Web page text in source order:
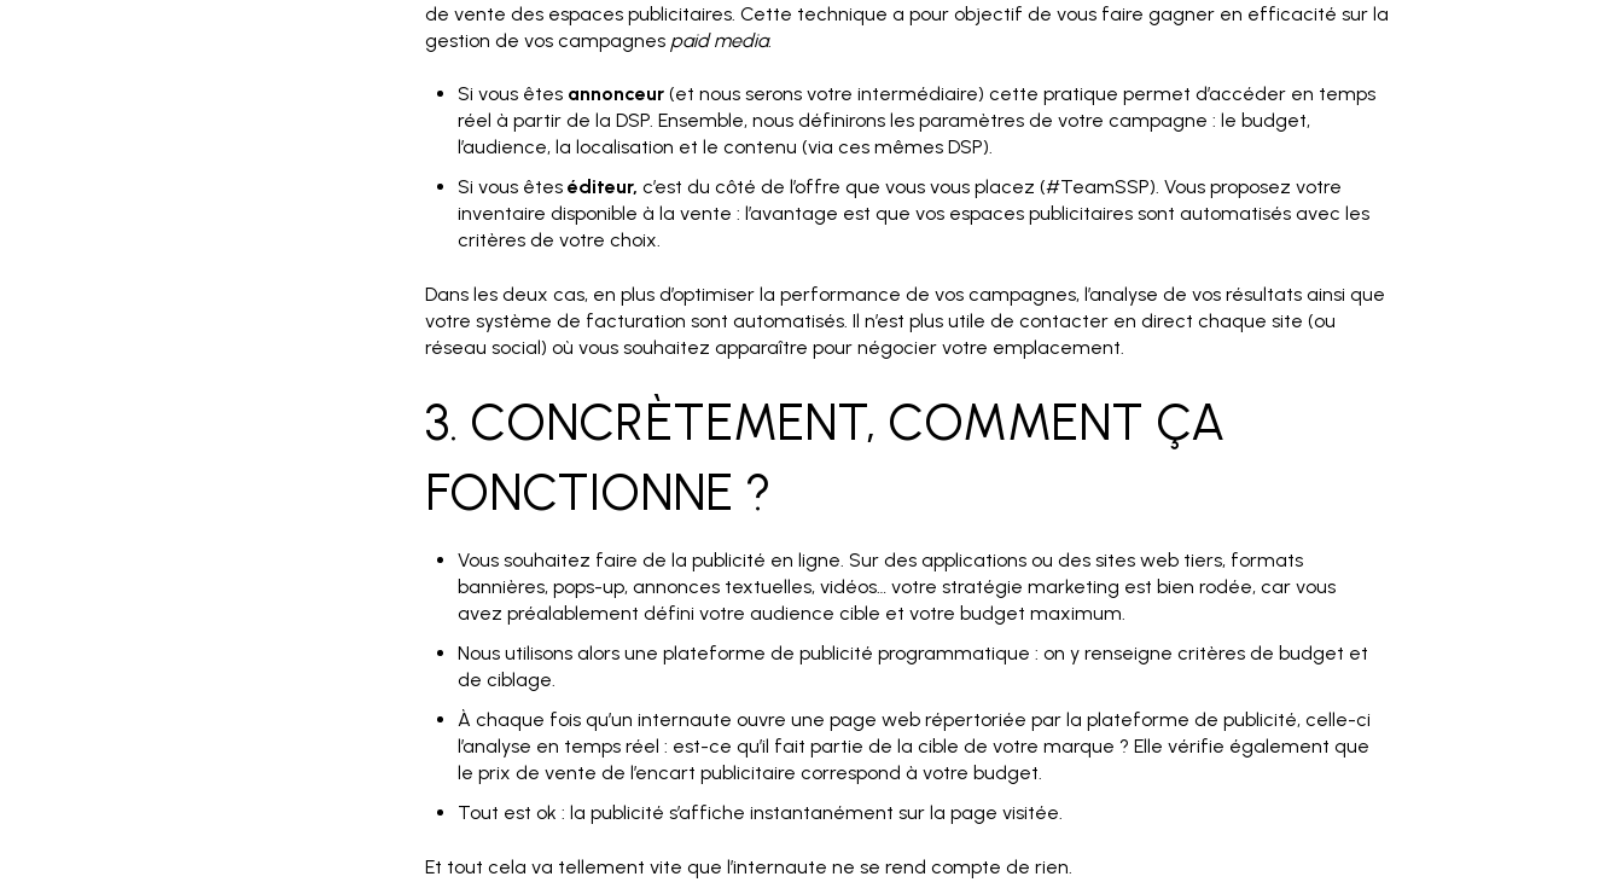
de vente des espaces publicitaires. Cette technique a pour objectif de vous faire gagner en efficacité sur la
gestion de vos campagnes paid media.
Si vous êtes annonceur (et nous serons votre intermédiaire) cette pratique permet d’accéder en temps
réel à partir de la DSP. Ensemble, nous définirons les paramètres de votre campagne : le budget,
l’audience, la localisation et le contenu (via ces mêmes DSP).
Si vous êtes éditeur, c’est du côté de l’offre que vous vous placez (#TeamSSP). Vous proposez votre
inventaire disponible à la vente : l’avantage est que vos espaces publicitaires sont automatisés avec les
critères de votre choix.
Dans les deux cas, en plus d’optimiser la performance de vos campagnes, l’analyse de vos résultats ainsi que
votre système de facturation sont automatisés. Il n’est plus utile de contacter en direct chaque site (ou
réseau social) où vous souhaitez apparaître pour négocier votre emplacement.
3. CONCRÈTEMENT, COMMENT ÇA
FONCTIONNE ?
Vous souhaitez faire de la publicité en ligne. Sur des applications ou des sites web tiers, formats
bannières, pops-up, annonces textuelles, vidéos… votre stratégie marketing est bien rodée, car vous
avez préalablement défini votre audience cible et votre budget maximum.
Nous utilisons alors une plateforme de publicité programmatique : on y renseigne critères de budget et
de ciblage.
À chaque fois qu’un internaute ouvre une page web répertoriée par la plateforme de publicité, celle-ci
l’analyse en temps réel : est-ce qu’il fait partie de la cible de votre marque ? Elle vérifie également que
le prix de vente de l’encart publicitaire correspond à votre budget.
Tout est ok : la publicité s’affiche instantanément sur la page visitée.
Et tout cela va tellement vite que l’internaute ne se rend compte de rien.